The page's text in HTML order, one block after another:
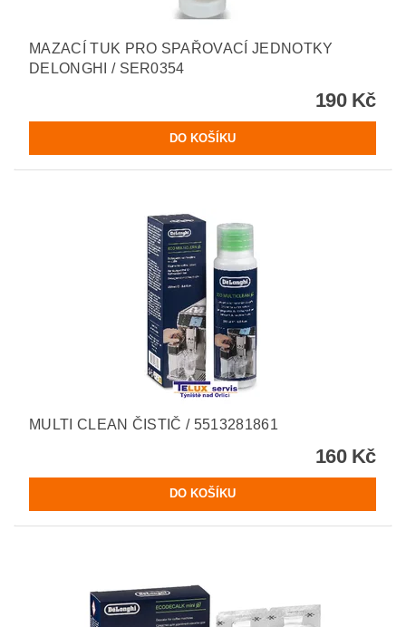
MAZACÍ TUK PRO SPAŘOVACÍ JEDNOTKY
DELONGHI / SER0354
190 Kč
MULTI CLEAN ČISTIČ / 5513281861
160 Kč